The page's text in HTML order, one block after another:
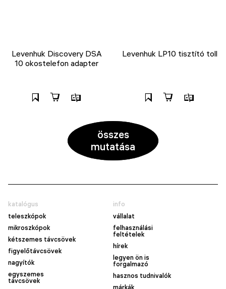
Levenhuk Discovery DSA
10 okostelefon adapter
Levenhuk LP10 tisztító toll
összes
mutatása
katalógus
teleszkópok
mikroszkópok
kétszemes távcsövek
figyelőtávcsövek
nagyítók
egyszemes
távcsövek
info
vállalat
felhasználási
feltételek
hírek
legyen ön is
forgalmazó
hasznos tudnivalók
márkák